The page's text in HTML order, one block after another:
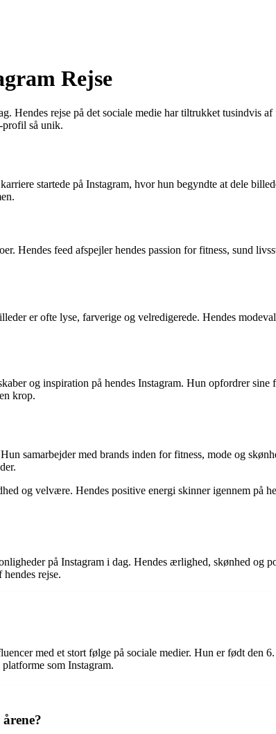
Rejse
Hendes rejse på det sociale medie har tiltrukket tusindvis
profil så unik.
startede på Instagram, hvor hun begyndte at dele
Hendes feed afspejler hendes passion for fitness, sund
er ofte lyse, farverige og velredigerede. Hendes
og inspiration på hendes Instagram. Hun opfordrer
krop.
samarbejder med brands inden for fitness, mode og
og velvære. Hendes positive energi skinner igennem på
på Instagram i dag. Hendes ærlighed, skønhed
rejse.
med et stort følge på sociale medier. Hun er født
som Instagram.